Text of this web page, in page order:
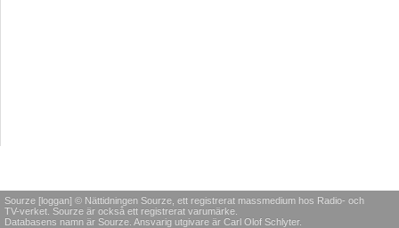
Sourze [loggan] © Nättidningen Sourze, ett registrerat massmedium hos Radio- och
TV-verket. Sourze är också ett registrerat varumärke.
Databasens namn är Sourze. Ansvarig utgivare är Carl Olof Schlyter.